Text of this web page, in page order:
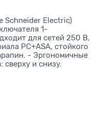
Schneider Electric)
1-
для сетей 250 В,
PС+ASA, стойкого
- Эргономичные
и снизу.